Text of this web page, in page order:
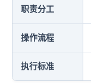
职责分工
操作流程
执行标准